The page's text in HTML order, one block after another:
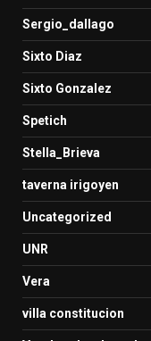
Sergio_dallago
Sixto Diaz
Sixto Gonzalez
Spetich
Stella_Brieva
taverna irigoyen
Uncategorized
UNR
Vera
villa constitucion